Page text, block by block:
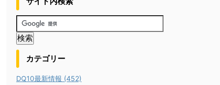
カテゴリー
DQ10最新情報 (452)